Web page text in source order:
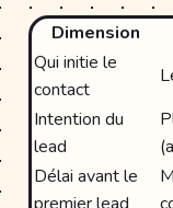
Dimension
Qui initie le
contact
Intention du
lead
Délai avant le